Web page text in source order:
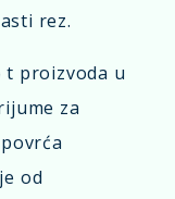
rez.
t proizvoda u
za
od